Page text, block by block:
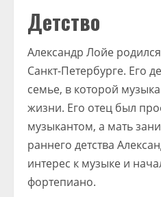
Детство
Александр Лойе
Санкт-Петербурге. Его
семье, в которой
жизни. Его отец был
музыкантом, а мать
раннего детства
интерес к музыке и
фортепиано.